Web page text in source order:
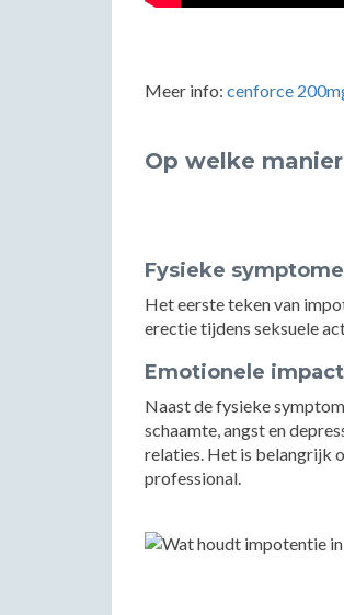
Meer info: cenforce
Op welke
Fysieke
Het eerste teken van
erectie tijdens seksuele
Emotionele impact
Naast de fysieke
schaamte, angst en
relaties. Het is belangrijk
professional.